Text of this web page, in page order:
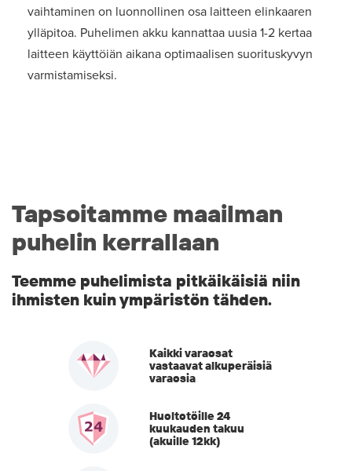
vaihtaminen on luonnollinen osa laitteen elinkaaren
ylläpitoa. Puhelimen akku kannattaa uusia 1-2 kertaa
laitteen käyttöiän aikana optimaalisen suorituskyvyn
varmistamiseksi.
Tapsoitamme maailman
puhelin kerrallaan
Teemme puhelimista pitkäikäisiä niin
ihmisten kuin ympäristön tähden.
Kaikki varaosat
vastaavat alkuperäisiä
varaosia
Huoltotöille 24
kuukauden takuu
(akuille 12kk)